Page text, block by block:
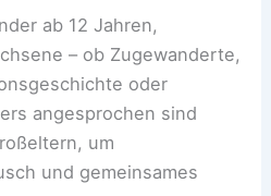
ab 12 Jahren,
– ob Zugewanderte,
oder
angesprochen sind
um
und gemeinsames